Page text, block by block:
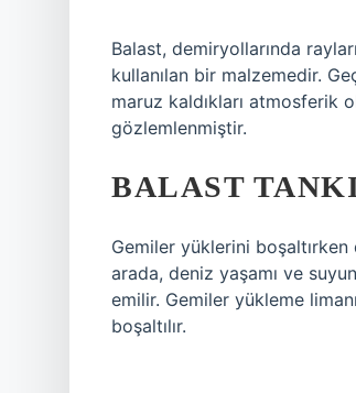
Balast, demiryollarında
kullanılan bir malzemedir.
maruz kaldıkları atmosferik
gözlemlenmiştir.
BALAST
Gemiler yüklerini
arada, deniz yaşamı ve
emilir. Gemiler yükleme
boşaltılır.